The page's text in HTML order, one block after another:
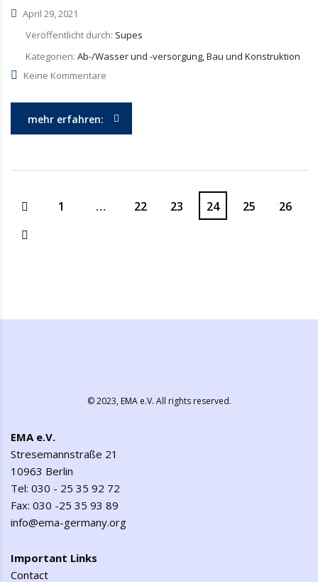
April 29, 2021
Veröffentlicht durch: Supes
Kategorien: Ab-/Wasser und -versorgung, Bau und Konstruktion
Keine Kommentare
mehr erfahren:
1 … 22 23 24 25 26
© 2023,EMA e.V. All rights reserved.
EMA e.V.
Stresemannstraße 21
10963 Berlin
Tel: 030 - 25 35 92 72
Fax: 030 -25 35 93 89
info@ema-germany.org
Important Links
Contact